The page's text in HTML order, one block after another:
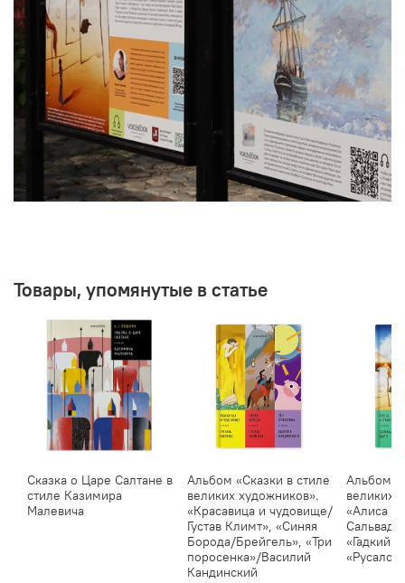
Товары, упомянутые в статье
Сказка о Царе Салтане в
стиле Казимира
Малевича
Альбом «Сказки в стиле
великих художников».
«Красавица и чудовище/
Густав Климт», «Синяя
Борода/Брейгель», «Три
поросенка»/Василий
Кандинский
Альбом
великих
«Алиса в
«Гадкий